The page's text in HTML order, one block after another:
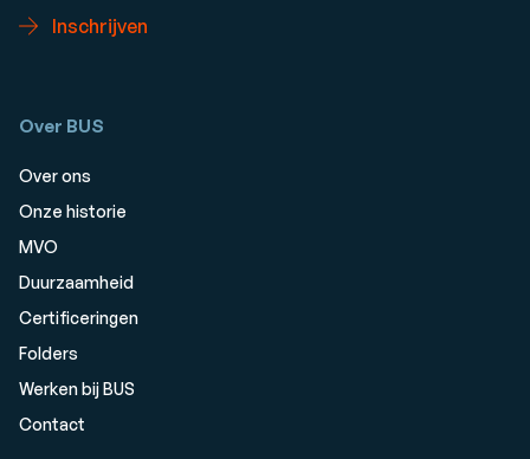
Inschrijven
Over BUS
Over ons
Onze historie
MVO
Duurzaamheid
Certificeringen
Folders
Werken bij BUS
Contact